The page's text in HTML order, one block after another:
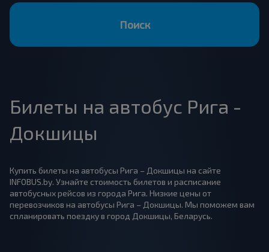
Поиск
Билеты на автобус Рига -
Докшицы
Купить билеты на автобусы Рига – Докшицы на сайте
INFOBUS.by. Узнайте стоимость билетов и расписание
автобусных рейсов из города Рига. Низкие цены от
перевозчиков на автобусы Рига – Докшицы. Мы поможем вам
спланировать поездку в город Докшицы, Беларусь.